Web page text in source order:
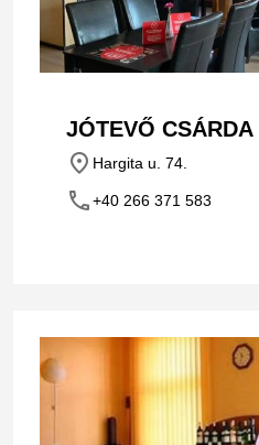
JÓTEVŐ CSÁRDA
place Hargita u. 74.
phone+40 266 371 583